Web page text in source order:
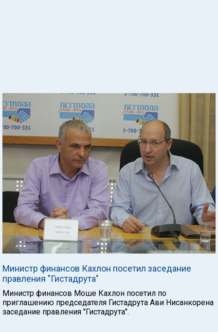
Министр финансов Кахлон посетил заседание
правления "Гистадрута"
Министр финансов Моше Кахлон посетил по
приглашению председателя Гистадрута Ави Нисанкорена
заседание правления "Гистадрута".